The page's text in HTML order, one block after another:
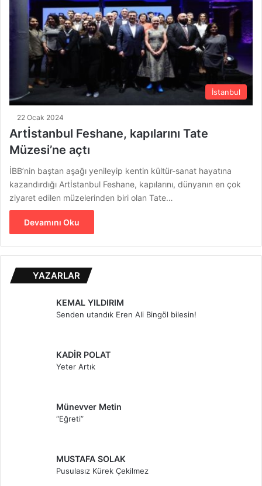
İstanbul
22 Ocak 2024
Artİstanbul Feshane, kapılarını Tate
Müzesi’ne açtı
İBB’nin baştan aşağı yenileyip kentin kültür-sanat hayatına
kazandırdığı Artİstanbul Feshane, kapılarını, dünyanın en çok
ziyaret edilen müzelerinden biri olan Tate…
Devamını Oku
YAZARLAR
KEMAL YILDIRIM
Senden utandık Eren Ali Bingöl bilesin!
KADİR POLAT
Yeter Artık
Münevver Metin
“Eğreti”
MUSTAFA SOLAK
Pusulasız Kürek Çekilmez